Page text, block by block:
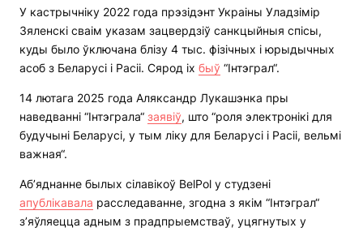
У кастрычніку 2022 года прэзідэнт Украіны Уладзімір
Зяленскі сваім указам зацвердзіў санкцыйныя спісы,
куды было ўключана блізу 4 тыс. фізічных і юрыдычных
асоб з Беларусі і Расіі. Сярод іх быў “Інтэграл“.
14 лютага 2025 года Аляксандр Лукашэнка пры
наведванні “Інтэграла“ заявіў, што “роля электронікі для
будучыні Беларусі, у тым ліку для Беларусі і Расіі, вельмі
важная“.
Аб’яднанне былых сілавікоў BelPol у студзені
апублікавала расследаванне, згодна з якім “Інтэграл“
з’яўляецца адным з прадпрыемстваў, уцягнутых у